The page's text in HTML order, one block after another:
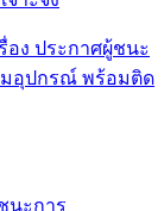
อง ประกาศผู้ชนะ
มอุปกรณ์ พร้อมติด